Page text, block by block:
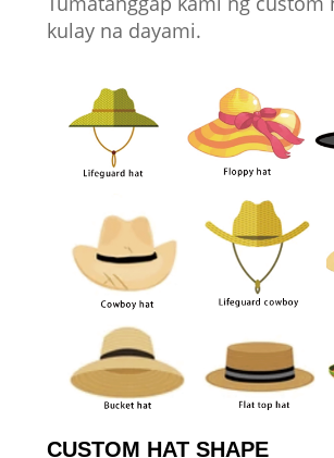
kulay na dayami.
CUSTOM HAT SHAPE